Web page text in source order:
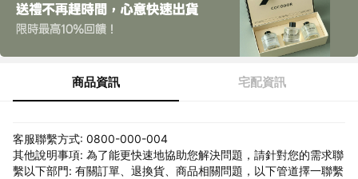
商品資訊 宅配資訊
客服聯繫方式: 0800-000-004
其他說明事項: 為了能更快速地協助您解決問題，請針對您的需求聯
繫以下部門: 有關訂單、退換貨、商品相關問題，以下管道擇一聯繫